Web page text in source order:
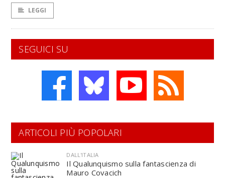
LEGGI
SEGUICI SU
ARTICOLI PIÙ POPOLARI
DALL'ITALIA
Il Qualunquismo sulla fantascienza di
Mauro Covacich